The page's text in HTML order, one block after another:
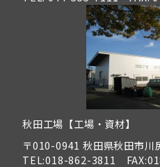
秋田工場【工場・資材】
〒010-0941 秋田県秋田市川
TEL:018-862-3811